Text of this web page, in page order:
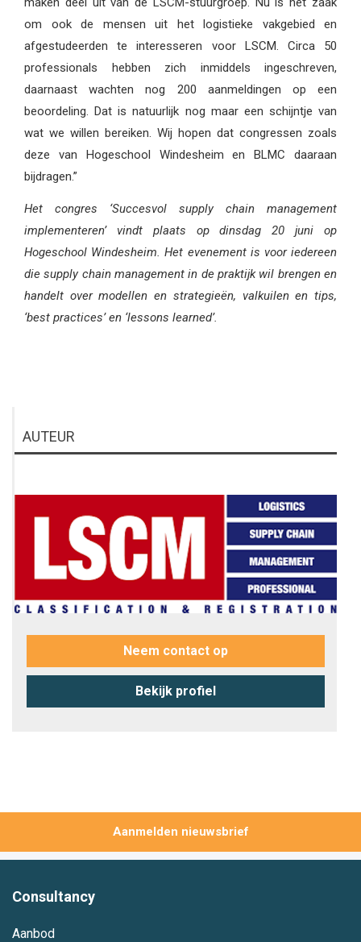
om ook de mensen uit het logistieke vakgebied en
afgestudeerden te interesseren voor LSCM. Circa 50
professionals hebben zich inmiddels ingeschreven,
daarnaast wachten nog 200 aanmeldingen op een
beoordeling. Dat is natuurlijk nog maar een schijntje van
wat we willen bereiken. Wij hopen dat congressen zoals
deze van Hogeschool Windesheim en BLMC daaraan
bijdragen.”
Het congres ‘Succesvol supply chain management
implementeren’ vindt plaats op dinsdag 20 juni op
Hogeschool Windesheim. Het evenement is voor iedereen
die supply chain management in de praktijk wil brengen en
handelt over modellen en strategieën, valkuilen en tips,
‘best practices’ en ‘lessons learned’.
AUTEUR
Neem contact op
Bekijk profiel
Aanmelden
Consultancy
Aanbod